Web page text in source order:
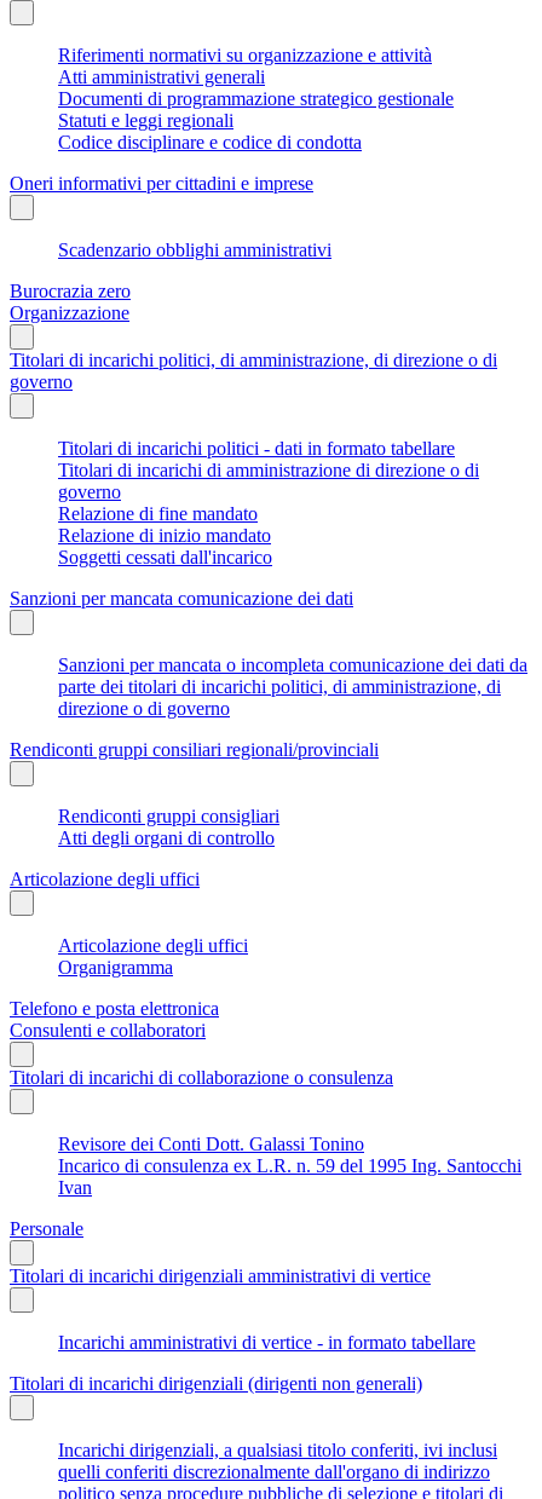
Riferimenti normativi su organizzazione e attività
Atti amministrativi generali
Documenti di programmazione strategico gestionale
Statuti e leggi regionali
Codice disciplinare e codice di condotta
Oneri informativi per cittadini e imprese
Scadenzario obblighi amministrativi
Burocrazia zero
Organizzazione
Titolari di incarichi politici, di amministrazione, di direzione o di
governo
Titolari di incarichi politici - dati in formato tabellare
Titolari di incarichi di amministrazione di direzione o di
governo
Relazione di fine mandato
Relazione di inizio mandato
Soggetti cessati dall'incarico
Sanzioni per mancata comunicazione dei dati
Sanzioni per mancata o incompleta comunicazione dei dati da
parte dei titolari di incarichi politici, di amministrazione, di
direzione o di governo
Rendiconti gruppi consiliari regionali/provinciali
Rendiconti gruppi consigliari
Atti degli organi di controllo
Articolazione degli uffici
Articolazione degli uffici
Organigramma
Telefono e posta elettronica
Consulenti e collaboratori
Titolari di incarichi di collaborazione o consulenza
Revisore dei Conti Dott. Galassi Tonino
Incarico di consulenza ex L.R. n. 59 del 1995 Ing. Santocchi
Ivan
Personale
Titolari di incarichi dirigenziali amministrativi di vertice
Incarichi amministrativi di vertice - in formato tabellare
Titolari di incarichi dirigenziali (dirigenti non generali)
Incarichi dirigenziali, a qualsiasi titolo conferiti, ivi inclusi
quelli conferiti discrezionalmente dall'organo di indirizzo
politico senza procedure pubbliche di selezione e titolari di